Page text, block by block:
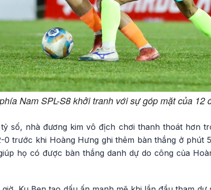
Nam SPL-S8 khởi tranh với sự góp mặt của 12
số, nhà đương kim vô địch chơi thanh thoát hơn
0 trước khi Hoàng Hưng ghi thêm bàn thắng ở phút
họ có được bàn thắng danh dự do công của